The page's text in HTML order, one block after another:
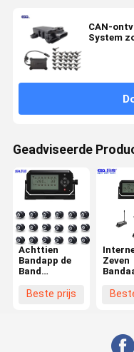
CAN-
System
Geadviseerde
Achttien
Bandapp de
Band
van de
Beste prijs
Zeven